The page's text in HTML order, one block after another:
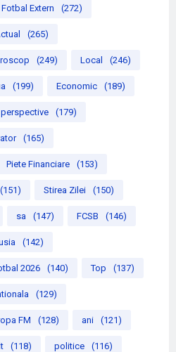
Fotbal Extern (272)
(265)
(249) Local (246)
(199) Economic (189)
perspective (179)
(165)
Piete Financiare (153)
(151) Stirea Zilei (150)
sa (147) FCSB (146)
(142)
2026 (140) Top (137)
(129)
FM (128) ani (121)
(118) politice (116)